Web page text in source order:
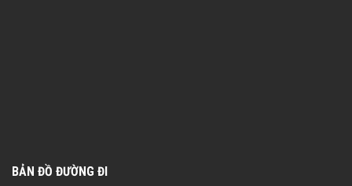
BẢN ĐỒ ĐƯỜNG ĐI